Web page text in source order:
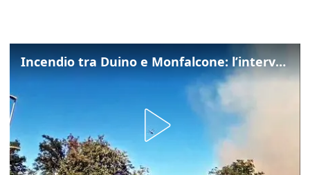
Incendio tra Duino e Monfalcone: l’intervento dei vigili del fuoco